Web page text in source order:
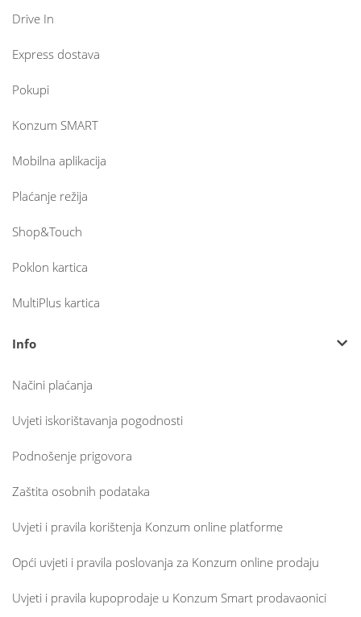
Drive In
Express dostava
Pokupi
Konzum SMART
Mobilna aplikacija
Plaćanje režija
Shop&Touch
Poklon kartica
MultiPlus kartica
Info
Načini plaćanja
Uvjeti iskorištavanja pogodnosti
Podnošenje prigovora
Zaštita osobnih podataka
Uvjeti i pravila korištenja Konzum online platforme
Opći uvjeti i pravila poslovanja za Konzum online prodaju
Uvjeti i pravila kupoprodaje u Konzum Smart prodavaonici